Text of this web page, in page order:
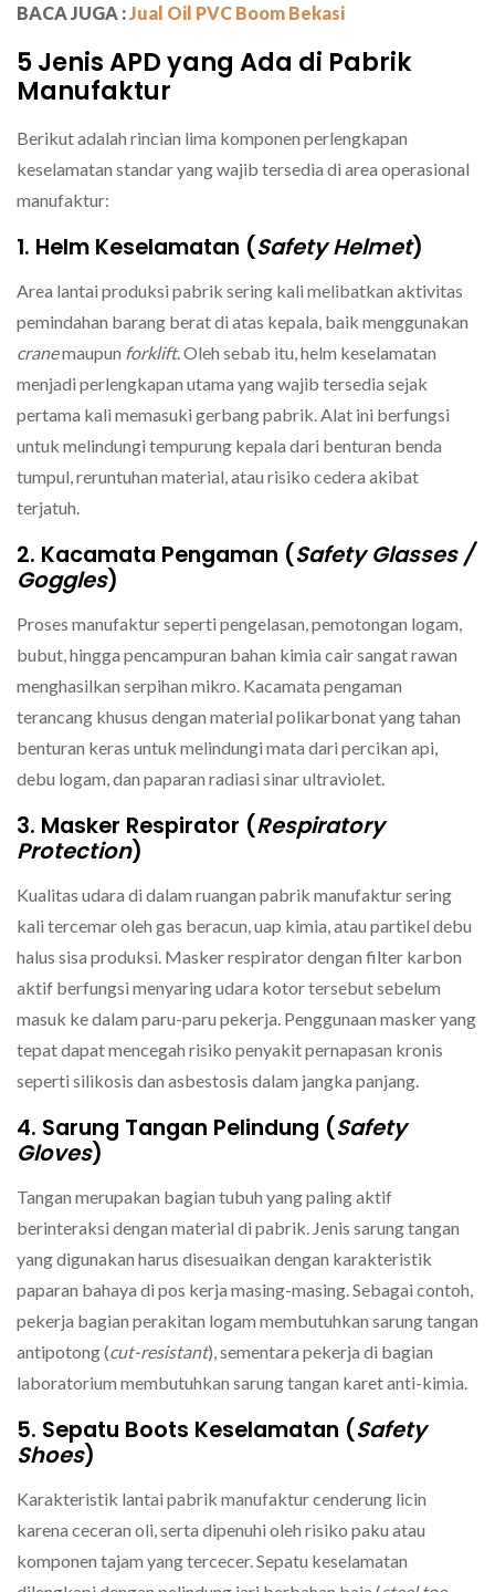
BACA JUGA : Jual Oil PVC Boom Bekasi
5 Jenis APD yang Ada di Pabrik
Manufaktur
Berikut adalah rincian lima komponen perlengkapan
keselamatan standar yang wajib tersedia di area operasional
manufaktur:
1. Helm Keselamatan (Safety Helmet)
Area lantai produksi pabrik sering kali melibatkan aktivitas
pemindahan barang berat di atas kepala, baik menggunakan
cranemaupun forklift. Oleh sebab itu, helm keselamatan
menjadi perlengkapan utama yang wajib tersedia sejak
pertama kali memasuki gerbang pabrik. Alat ini berfungsi
untuk melindungi tempurung kepala dari benturan benda
tumpul, reruntuhan material, atau risiko cedera akibat
terjatuh.
2. Kacamata Pengaman (Safety Glasses /
Goggles)
Proses manufaktur seperti pengelasan, pemotongan logam,
bubut, hingga pencampuran bahan kimia cair sangat rawan
menghasilkan serpihan mikro. Kacamata pengaman
terancang khusus dengan material polikarbonat yang tahan
benturan keras untuk melindungi mata dari percikan api,
debu logam, dan paparan radiasi sinar ultraviolet.
3. Masker Respirator (Respiratory
Protection)
Kualitas udara di dalam ruangan pabrik manufaktur sering
kali tercemar oleh gas beracun, uap kimia, atau partikel debu
halus sisa produksi. Masker respirator dengan filter karbon
aktif berfungsi menyaring udara kotor tersebut sebelum
masuk ke dalam paru-paru pekerja. Penggunaan masker yang
tepat dapat mencegah risiko penyakit pernapasan kronis
seperti silikosis dan asbestosis dalam jangka panjang.
4. Sarung Tangan Pelindung (Safety
Gloves)
Tangan merupakan bagian tubuh yang paling aktif
berinteraksi dengan material di pabrik. Jenis sarung tangan
yang digunakan harus disesuaikan dengan karakteristik
paparan bahaya di pos kerja masing-masing. Sebagai contoh,
pekerja bagian perakitan logam membutuhkan sarung tangan
antipotong (cut-resistant), sementara pekerja di bagian
laboratorium membutuhkan sarung tangan karet anti-kimia.
5. Sepatu Boots Keselamatan (Safety
Shoes)
Karakteristik lantai pabrik manufaktur cenderung licin
karena ceceran oli, serta dipenuhi oleh risiko paku atau
komponen tajam yang tercecer. Sepatu keselamatan